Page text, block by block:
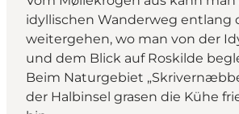
idyllischen Wanderweg entlang
weitergehen, wo man von der
und dem Blick auf Roskilde
Beim Naturgebiet
der Halbinsel grasen die Kühe